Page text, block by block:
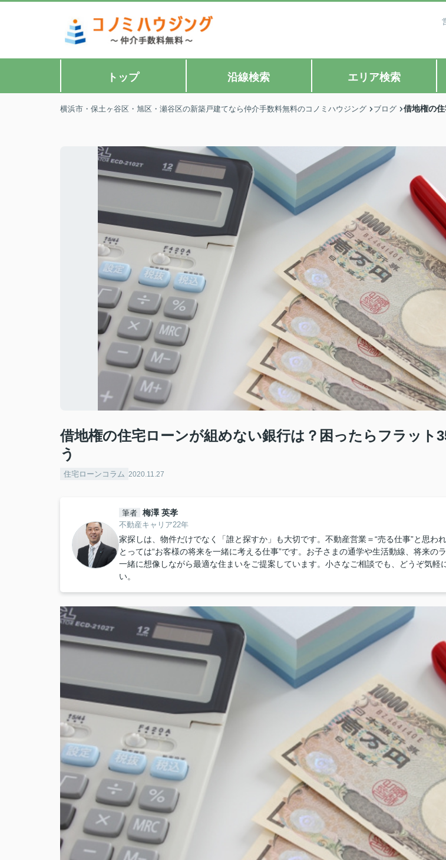
トップ 沿線検索 エリア検索
横浜市・保土ヶ谷区・旭区・瀬谷区の新築戸建てなら仲介手数料無料のコノミハウジング ブログ 借地権の
借地権の住宅ローンが組めない銀行は？困ったらフラット
う
住宅ローンコラム 2020.11.27
筆者 梅澤 英孝
不動産キャリア22年
家探しは、物件だけでなく「誰と探すか」も大切です。不動産営業＝“売る仕事”と思わ
とっては“お客様の将来を一緒に考える仕事”です。お子さまの通学や生活動線、将来の
一緒に想像しながら最適な住まいをご提案しています。小さなご相談でも、どうぞ気軽
い。